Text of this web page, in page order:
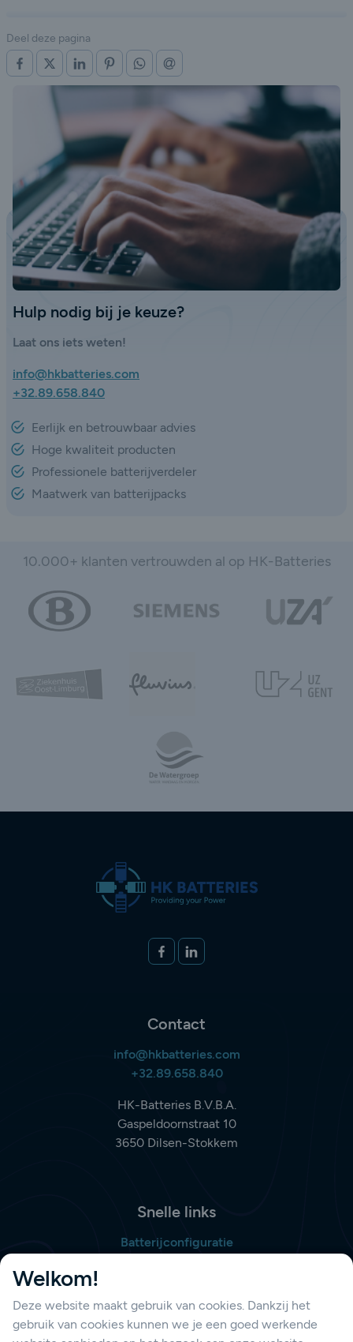
Deel deze pagina
OP FACEBOOK
OP X (TWITTER)
OP LINKEDINOP PINTERESTOP WHATSAPP
Hulp nodig bij je keuze?
Laat ons iets weten!
info@hkbatteries.com
+32.89.658.840
Eerlijk en betrouwbaar advies
Hoge kwaliteit producten
Professionele batterijverdeler
Maatwerk van batterijpacks
10.000+ klanten vertrouwden al op HK-Batteries
Volg ons op
FACEBOOKLINKEDIN
Contact
info@hkbatteries.com
+32.89.658.840
HK-Batteries B.V.B.A.
Gaspeldoornstraat 10
3650 Dilsen-Stokkem
Snelle links
Batterijconfiguratie
Support
Welkom!
Deze website maakt gebruik van cookies. Dankzij het
gebruik van cookies kunnen we je een goed werkende